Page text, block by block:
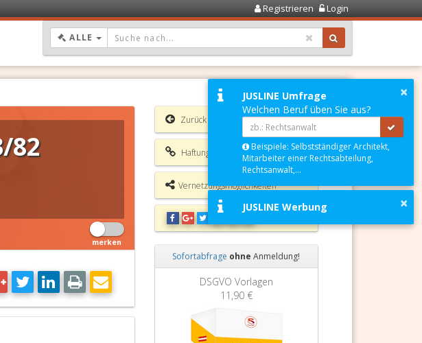
Registrieren Login
ALLE DROPDOWN: GEWÄHLTER WERT IST ALLE
82
merken
Zurück
Haftungsausschluss
Vernetzungsmöglichkeiten
Sofortabfrage ohne Anmeldung!
DSGVO Vorlagen
11,90 €
Grundbuchauszug
11,90 €
Zurück
×
JUSLINE Umfrage
Welchen Beruf üben Sie aus?
Beispiele: Selbstständiger Architekt,
Mitarbeiter einer Rechtsabteilung,
Rechtsanwalt,...
×
JUSLINE Werbung